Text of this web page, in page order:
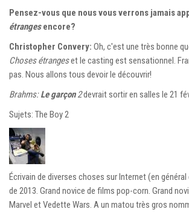
Pensez-vous que nous vous verrons jamais
étrangesencore?
Christopher Convery: Oh, c'est une très bonne
Choses étrangeset le casting est sensationnel.
pas. Nous allons tous devoir le découvrir!
Brahms:Le garçon2devrait sortir en salles le 21
Sujets: The Boy 2
Écrivain de diverses choses sur Internet (en
de 2013. Grand novice de films pop-corn. Grand
Marvel et Vedette Wars. A un matou très gros